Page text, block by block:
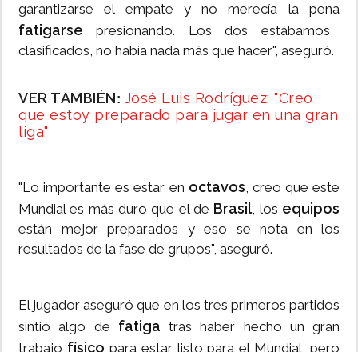
garantizarse el empate y no merecía la pena
fatigarse presionando. Los dos estábamos
clasificados, no había nada más que hacer", aseguró.
VER TAMBIÉN: José Luis Rodríguez: "Creo
que estoy preparado para jugar en una gran
liga"
"Lo importante es estar en octavos, creo que este
Mundial es más duro que el de Brasil, los equipos
están mejor preparados y eso se nota en los
resultados de la fase de grupos", aseguró.
El jugador aseguró que en los tres primeros partidos
sintió algo de fatiga tras haber hecho un gran
trabajo físico para estar listo para el Mundial, pero